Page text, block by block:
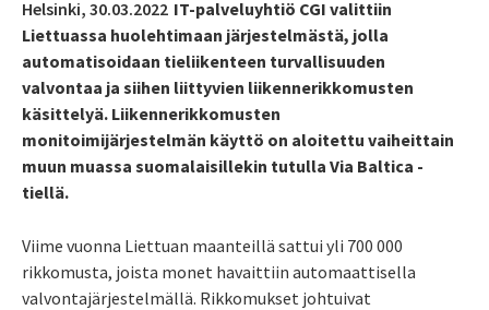
Helsinki, 30.03.2022 IT-palveluyhtiö CGI valittiin
Liettuassa huolehtimaan järjestelmästä, jolla
automatisoidaan tieliikenteen turvallisuuden
valvontaa ja siihen liittyvien liikennerikkomusten
käsittelyä. Liikennerikkomusten
monitoimijärjestelmän käyttö on aloitettu vaiheittain
muun muassa suomalaisillekin tutulla Via Baltica -
tiellä.
Viime vuonna Liettuan maanteillä sattui yli 700 000
rikkomusta, joista monet havaittiin automaattisella
valvontajärjestelmällä. Rikkomukset johtuivat